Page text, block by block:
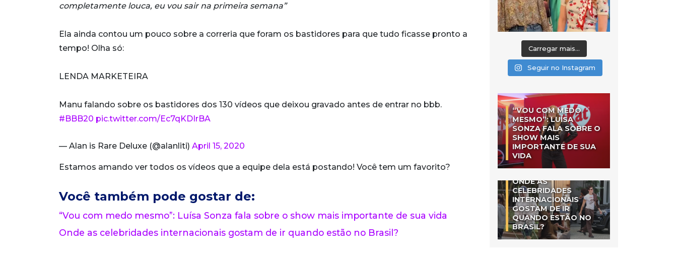
completamente louca, eu vou sair na primeira semana”
Ela ainda contou um pouco sobre a correria que foram os bastidores para que tudo ficasse pronto a
tempo! Olha só:
LENDA MARKETEIRA
Manu falando sobre os bastidores dos 130 vídeos que deixou gravado antes de entrar no bbb.
#BBB20 pic.twitter.com/Ec7qKDIrBA
— Alan is Rare Deluxe (@alanliti) April 15, 2020
Estamos amando ver todos os vídeos que a equipe dela está postando! Você tem um favorito?
Você também pode gostar de:
“Vou com medo mesmo”: Luísa Sonza fala sobre o show mais importante de sua vida
Onde as celebridades internacionais gostam de ir quando estão no Brasil?
Carregar mais...
Seguir no Instagram
“VOU COM MEDO
MESMO”: LUÍSA
SONZA FALA SOBRE O
SHOW MAIS
IMPORTANTE DE SUA
VIDA
ONDE AS
CELEBRIDADES
INTERNACIONAIS
GOSTAM DE IR
QUANDO ESTÃO NO
BRASIL?